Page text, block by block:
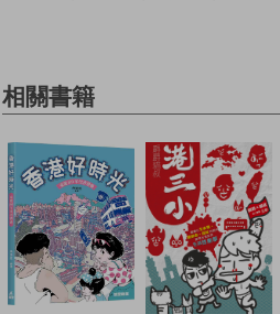
相關書籍